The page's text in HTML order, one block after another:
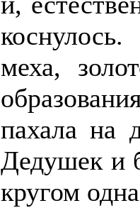
меха,
пахала на
Дедушек и
кругом